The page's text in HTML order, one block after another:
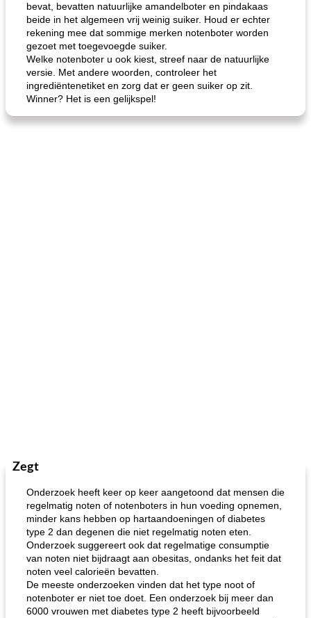
bevat, bevatten natuurlijke amandelboter en pindakaas
beide in het algemeen vrij weinig suiker. Houd er echter
rekening mee dat sommige merken notenboter worden
gezoet met toegevoegde suiker.
Welke notenboter u ook kiest, streef naar de natuurlijke
versie. Met andere woorden, controleer het
ingrediëntenetiket en zorg dat er geen suiker op zit.
Winner? Het is een gelijkspel!
Zegt
Onderzoek heeft keer op keer aangetoond dat mensen die
regelmatig noten of notenboters in hun voeding opnemen,
minder kans hebben op hartaandoeningen of diabetes
type 2 dan degenen die niet regelmatig noten eten.
Onderzoek suggereert ook dat regelmatige consumptie
van noten niet bijdraagt ​​aan obesitas, ondanks het feit dat
noten veel calorieën bevatten.
De meeste onderzoeken vinden dat het type noot of
notenboter er niet toe doet. Een onderzoek bij meer dan
6000 vrouwen met diabetes type 2 heeft bijvoorbeeld